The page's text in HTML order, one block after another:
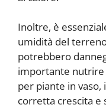
Inoltre, è
umidità del
potrebbero
importante nutrire
per piante in
corretta crescita e